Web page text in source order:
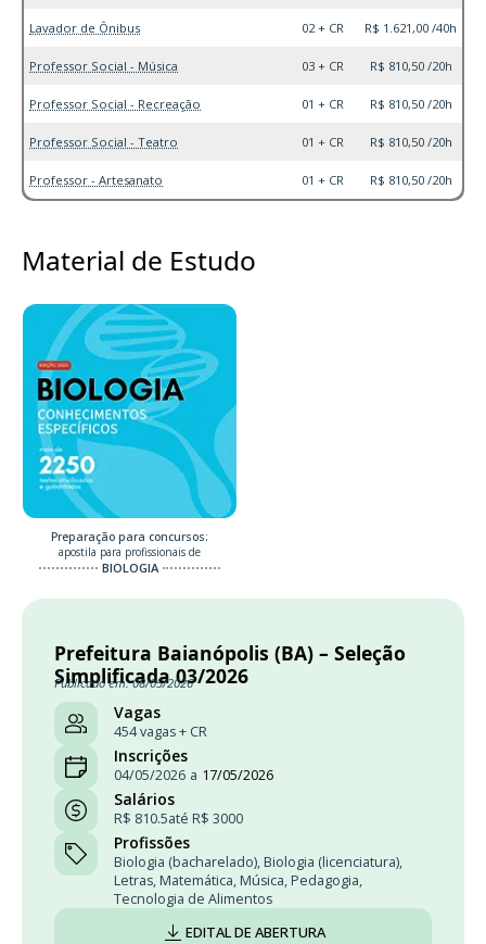
Lavador de Ônibus 02 + CR R$ 1.621,00 /40h
Professor Social - Música 03 + CR R$ 810,50 /20h
Professor Social - Recreação 01 + CR R$ 810,50 /20h
Professor Social - Teatro 01 + CR R$ 810,50 /20h
Professor - Artesanato 01 + CR R$ 810,50 /20h
Material de Estudo
Preparação para concursos:
apostila para profissionais de
BIOLOGIA
Prefeitura Baianópolis (BA) – Seleção
Simplificada 03/2026
Publicado em: 08/05/2026
Vagas
454 vagas + CR
Inscrições
04/05/2026 a 17/05/2026
Salários
R$ 810.5até R$ 3000
Profissões
Biologia (bacharelado), Biologia (licenciatura),
Letras, Matemática, Música, Pedagogia,
Tecnologia de Alimentos
EDITAL DE ABERTURA